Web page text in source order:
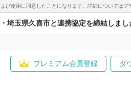
使用に同意したことになります。詳細についてはプ
埼玉県久喜市と連携協定を締結しまし
プレミアム会員登録 ダ